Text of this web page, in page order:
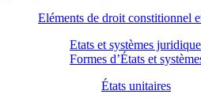
Eléments de droit constitionnel
Etats et systèmes
Formes d’États et
États unitaires